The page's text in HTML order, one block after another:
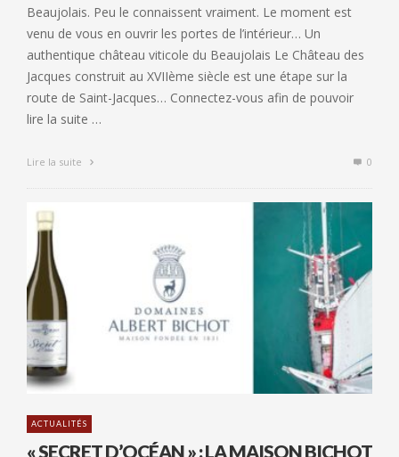
Beaujolais. Peu le connaissent vraiment. Le moment est
venu de vous en ouvrir les portes de l’intérieur… Un
authentique château viticole du Beaujolais Le Château des
Jacques construit au XVIIème siècle est une étape sur la
route de Saint-Jacques… Connectez-vous afin de pouvoir
lire la suite …
Lire la suite 0
ACTUALITÉS
« SECRET D’OCÉAN » : LA MAISON BICHOT